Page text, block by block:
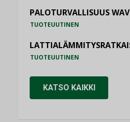
PALOTURVALLISUUS
TUOTEUUTINEN
TUOTEUUTINEN
KATSO KAIKKI